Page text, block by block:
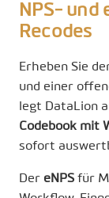
NPS- und
Recodes
Erheben Sie
und einer
legt DataLion
Codebook mit
sofort
Der eNPS für